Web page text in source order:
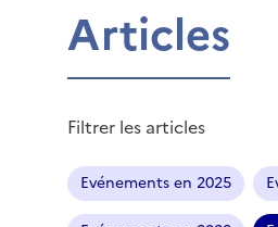
Articles
Filtrer les articles
Evénements en 2025